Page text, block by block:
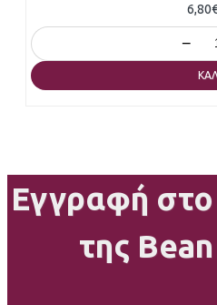
−
Εγγραφή
της